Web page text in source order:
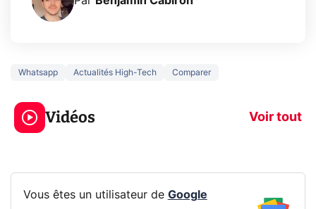
Whatsapp Actualités High-Tech Comparer
Vidéos Voir tout
5 générations de
jeux dans la
prochaine Xbox !
navigation
Vous êtes un utilisateur de Google